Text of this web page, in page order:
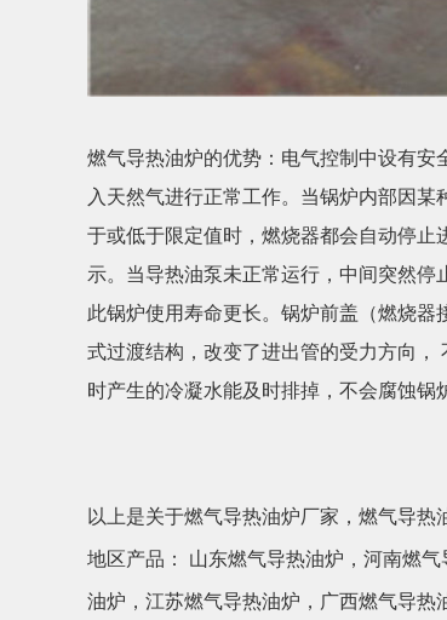
燃气导热油炉的优势：电气控制中设有
入天然气进行正常工作。当锅炉内部因
于或低于限定值时，燃烧器都会自动停
示。当导热油泵未正常运行，中间突然
此锅炉使用寿命更长。锅炉前盖（燃烧
式过渡结构，改变了进出管的受力方向
时产生的冷凝水能及时排掉，不会腐蚀
以上是关于燃气导热油炉厂家，燃气导热
地区产品： 山东燃气导热油炉 ， 河南燃气
油炉 ， 江苏燃气导热油炉 ， 广西燃气导热